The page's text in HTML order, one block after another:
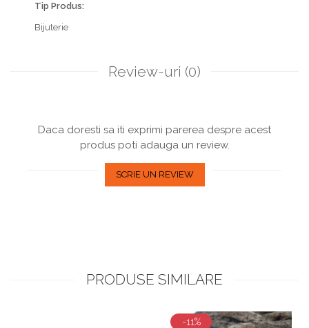
Tip Produs:
Bijuterie
Review-uri (0)
Daca doresti sa iti exprimi parerea despre acest
produs poti adauga un review.
SCRIE UN REVIEW
PRODUSE SIMILARE
-11%